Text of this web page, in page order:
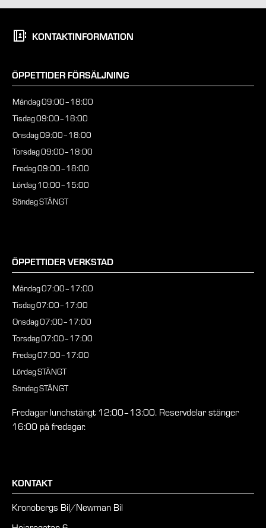
KONTAKTINFORMATION
ÖPPETTIDER FÖRSÄLJNING
Måndag09:00–18:00
Tisdag09:00–18:00
Onsdag09:00–18:00
Torsdag09:00–18:00
Fredag09:00–18:00
Lördag10:00–15:00
SöndagSTÄNGT
ÖPPETTIDER VERKSTAD
Måndag07:00–17:00
Tisdag07:00–17:00
Onsdag07:00–17:00
Torsdag07:00–17:00
Fredag07:00–17:00
LördagSTÄNGT
SöndagSTÄNGT
Fredagar lunchstängt 12:00–13:00. Reservdelar stänger
16:00 på fredagar.
KONTAKT
Kronobergs Bil/Newman Bil